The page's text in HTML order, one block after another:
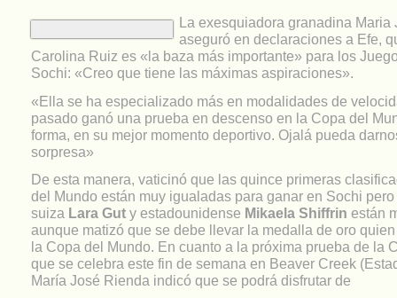
La exesquiadora granadina
aseguró en declaraciones a Efe,
Carolina Ruiz es «la baza más importante» para los
Sochi: «Creo que tiene las máximas aspiraciones».
«Ella se ha especializado más en modalidades de
pasado ganó una prueba en descenso en la Copa del
forma, en su mejor momento deportivo. Ojalá pueda
sorpresa»
De esta manera, vaticinó que las quince primeras
del Mundo están muy igualadas para ganar en Sochi
suiza Lara Gut y estadounidense Mikaela Shiffrin están
aunque matizó que se debe llevar la medalla de oro
la Copa del Mundo. En cuanto a la próxima prueba de la
que se celebra este fin de semana en Beaver Creek
María José Rienda indicó que se podrá disfrutar de